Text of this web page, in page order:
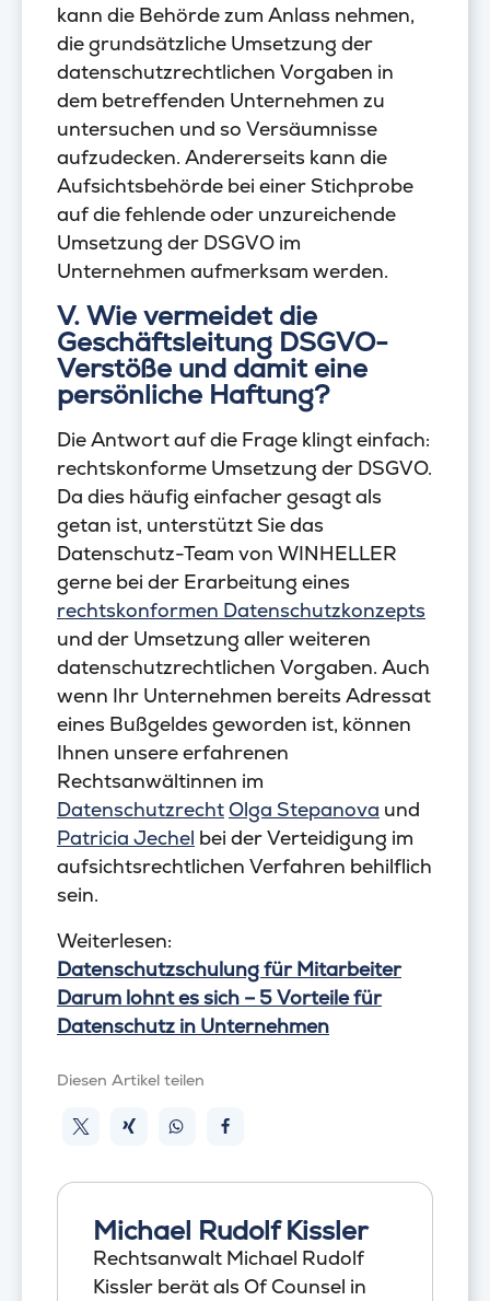
kann die Behörde zum Anlass nehmen,
die grundsätzliche Umsetzung der
datenschutzrechtlichen Vorgaben in
dem betreffenden Unternehmen zu
untersuchen und so Versäumnisse
aufzudecken. Andererseits kann die
Aufsichtsbehörde bei einer Stichprobe
auf die fehlende oder unzureichende
Umsetzung der DSGVO im
Unternehmen aufmerksam werden.
V. Wie vermeidet die
Geschäftsleitung DSGVO-
Verstöße und damit eine
persönliche Haftung?
Die Antwort auf die Frage klingt einfach:
rechtskonforme Umsetzung der DSGVO.
Da dies häufig einfacher gesagt als
getan ist, unterstützt Sie das
Datenschutz-Team von WINHELLER
gerne bei der Erarbeitung eines
rechtskonformen Datenschutzkonzepts
und der Umsetzung aller weiteren
datenschutzrechtlichen Vorgaben. Auch
wenn Ihr Unternehmen bereits Adressat
eines Bußgeldes geworden ist, können
Ihnen unsere erfahrenen
Rechtsanwältinnen im
DatenschutzrechtOlga Stepanova und
Patricia Jechel bei der Verteidigung im
aufsichtsrechtlichen Verfahren behilflich
sein.
Weiterlesen:
Datenschutzschulung für Mitarbeiter
Darum lohnt es sich – 5 Vorteile für
Datenschutz in Unternehmen
Diesen Artikel teilen
Michael Rudolf Kissler
Rechtsanwalt Michael Rudolf
Kissler berät als Of Counsel in